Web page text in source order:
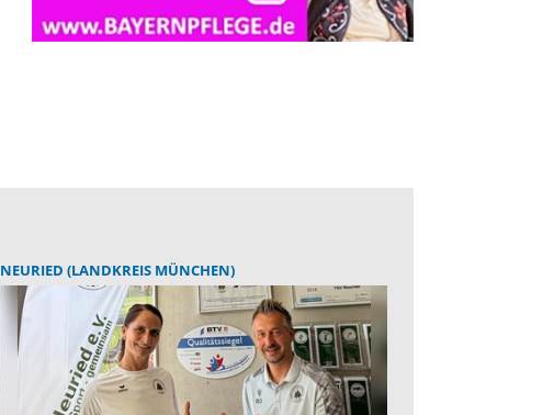
NEURIED (LANDKREIS MÜNCHEN)